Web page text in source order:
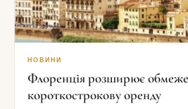
НОВИНИ
Флоренція розширює
короткострокову оренду